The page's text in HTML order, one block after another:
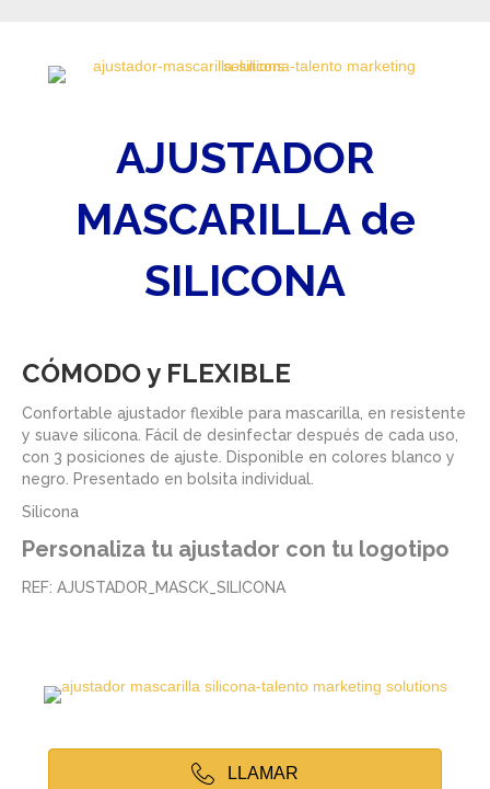
AJUSTADOR
MASCARILLA de
SILICONA
CÓMODO y FLEXIBLE
Confortable ajustador flexible para mascarilla, en resistente
y suave silicona. Fácil de desinfectar después de cada uso,
con 3 posiciones de ajuste. Disponible en colores blanco y
negro. Presentado en bolsita individual.
Silicona
Personaliza tu ajustador con tu logotipo
REF: AJUSTADOR_MASCK_SILICONA
LLAMAR